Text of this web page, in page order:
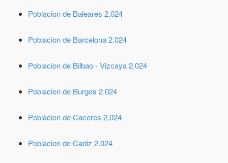
Poblacion de Baleares 2.024
Poblacion de Barcelona 2.024
Poblacion de Bilbao - Vizcaya 2.024
Poblacion de Burgos 2.024
Poblacion de Caceres 2.024
Poblacion de Cadiz 2.024